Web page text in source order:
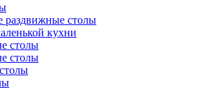
раздвижные столы
кухни
столы
столы